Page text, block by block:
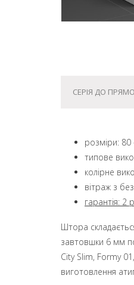
СЕРІЯ ДО
розміри: 80
типове
колірне
вітраж з
гарантія: 2
Штора
завтовшки 6 мм
City Slim, Formy
виготовлення